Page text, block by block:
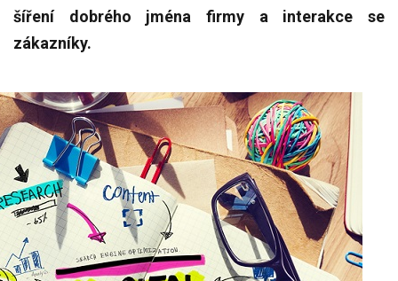
šíření dobrého jména firmy a interakce se
zákazníky.